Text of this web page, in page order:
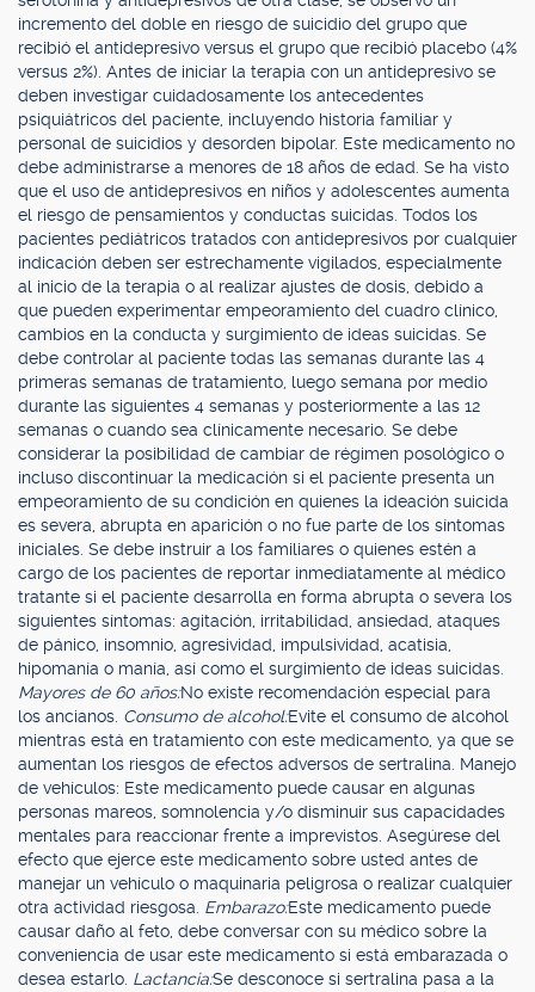
incremento del doble en riesgo de suicidio del grupo que
recibió el antidepresivo versus el grupo que recibió placebo (4%
versus 2%). Antes de iniciar la terapia con un antidepresivo se
deben investigar cuidadosamente los antecedentes
psiquiátricos del paciente, incluyendo historia familiar y
personal de suicidios y desorden bipolar. Este medicamento no
debe administrarse a menores de 18 años de edad. Se ha visto
que el uso de antidepresivos en niños y adolescentes aumenta
el riesgo de pensamientos y conductas suicidas. Todos los
pacientes pediátricos tratados con antidepresivos por cualquier
indicación deben ser estrechamente vigilados, especialmente
al inicio de la terapia o al realizar ajustes de dosis, debido a
que pueden experimentar empeoramiento del cuadro clínico,
cambios en la conducta y surgimiento de ideas suicidas. Se
debe controlar al paciente todas las semanas durante las 4
primeras semanas de tratamiento, luego semana por medio
durante las siguientes 4 semanas y posteriormente a las 12
semanas o cuando sea clínicamente necesario. Se debe
considerar la posibilidad de cambiar de régimen posológico o
incluso discontinuar la medicación si el paciente presenta un
empeoramiento de su condición en quienes la ideación suicida
es severa, abrupta en aparición o no fue parte de los síntomas
iniciales. Se debe instruir a los familiares o quienes estén a
cargo de los pacientes de reportar inmediatamente al médico
tratante si el paciente desarrolla en forma abrupta o severa los
siguientes síntomas: agitación, irritabilidad, ansiedad, ataques
de pánico, insomnio, agresividad, impulsividad, acatisia,
hipomanía o manía, así como el surgimiento de ideas suicidas.
Mayores de 60 años:No existe recomendación especial para
los ancianos. Consumo de alcohol:Evite el consumo de alcohol
mientras está en tratamiento con este medicamento, ya que se
aumentan los riesgos de efectos adversos de sertralina. Manejo
de vehículos: Este medicamento puede causar en algunas
personas mareos, somnolencia y/o disminuir sus capacidades
mentales para reaccionar frente a imprevistos. Asegúrese del
efecto que ejerce este medicamento sobre usted antes de
manejar un vehículo o maquinaria peligrosa o realizar cualquier
otra actividad riesgosa. Embarazo:Este medicamento puede
causar daño al feto, debe conversar con su médico sobre la
conveniencia de usar este medicamento si está embarazada o
desea estarlo. Lactancia:Se desconoce si sertralina pasa a la